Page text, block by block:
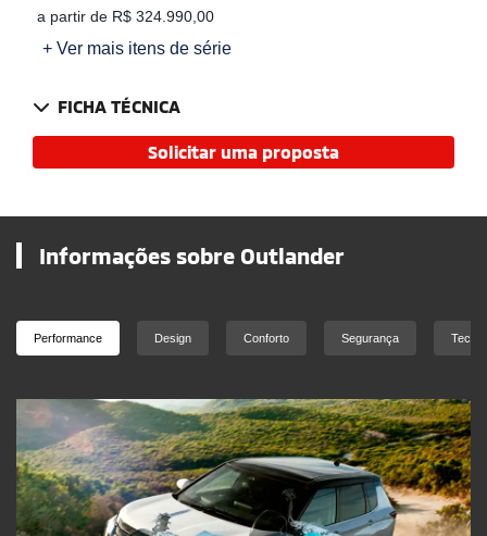
a partir de R$ 324.990,00
+ Ver mais itens de série
FICHA TÉCNICA
Solicitar uma proposta
Informações sobre Outlander
Performance Design Conforto Segurança